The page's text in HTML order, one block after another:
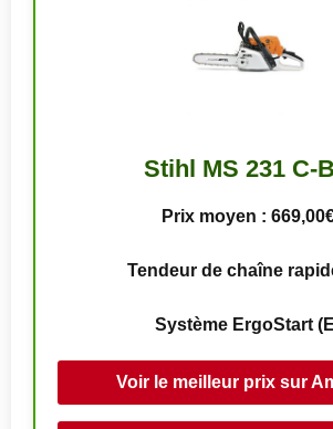
Stihl MS 231 C-
Prix moyen :
Tendeur de chaîne
Système ErgoStart
Voir le meilleur prix sur